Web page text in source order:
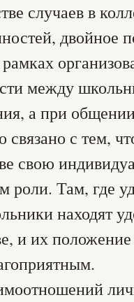
случаев в
двойное
между
а при
с тем,
свою
роли. Там, где
находят
и их